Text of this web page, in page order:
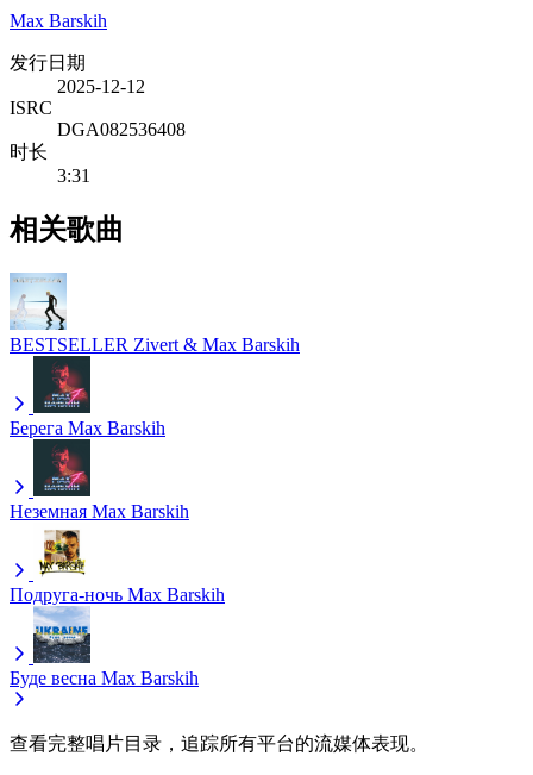
Max Barskih
发行日期
2025-12-12
ISRC
DGA082536408
时长
3:31
相关歌曲
BESTSELLER Zivert & Max Barskih
Берега Max Barskih
Неземная Max Barskih
Подруга-ночь Max Barskih
Буде весна Max Barskih
查看完整唱片目录，追踪所有平台的流媒体表现。